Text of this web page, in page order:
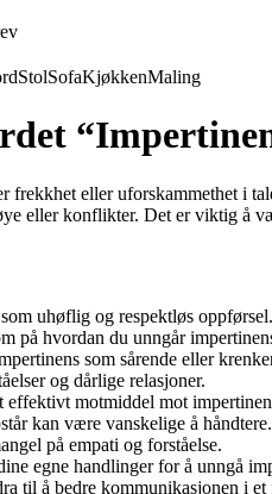
StolSofaKjøkkenMaling
frekkhet eller uforskammethet i
eller konflikter. Det er viktig å
uhøflig og respektløs oppførsel.
på hvordan du unngår
som sårende eller
og dårlige relasjoner.
effektivt motmiddel mot
kan være vanskelige å håndtere.
på empati og forståelse.
egne handlinger for å unngå
til å bedre kommunikasjonen i et